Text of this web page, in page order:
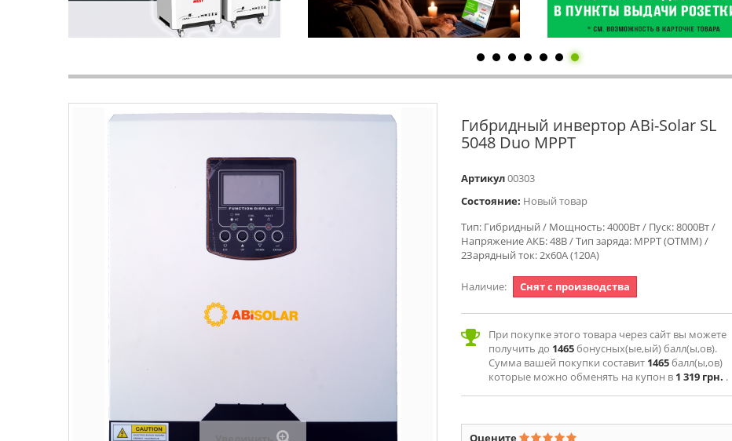
Гибридный инвертор ABi-Solar SL
5048 Duo MPPT
Артикул00303
Состояние: Новый товар
Тип: Гибридный / Мощность: 4000Вт / Пуск: 8000Вт /
Напряжение АКБ: 48В / Тип заряда: MPPT (ОТММ) /
2Зарядный ток: 2x60А (120А)
Наличие: Снят с производства
При покупке этого товара через сайт вы можете
получить до 1465бонусных(ые,ый) балл(ы,ов).
Сумма вашей покупки составит 1465балл(ы,ов)
которые можно обменять на купон в 1 319 грн. .
Оцените